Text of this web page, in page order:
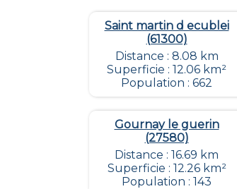
Saint martin d ecublei
(61300)
Distance : 8.08 km
Superficie : 12.06 km²
Population : 662
Gournay le guerin
(27580)
Distance : 16.69 km
Superficie : 12.26 km²
Population : 143